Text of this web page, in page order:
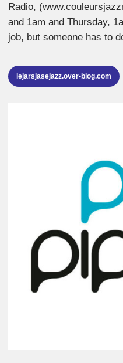
Radio,
and 1am and Thursday,
job, but someone has to
lejarsjasejazz.over-blog.com